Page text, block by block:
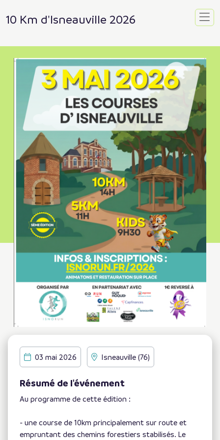
10 Km d'Isneauville 2026
03 mai 2026 Isneauville (76)
Résumé de l'événement
Au programme de cette édition :
- une course de 10km principalement sur route et
empruntant des chemins forestiers stabilisés. Le